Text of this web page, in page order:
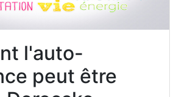
l'auto-
peut être